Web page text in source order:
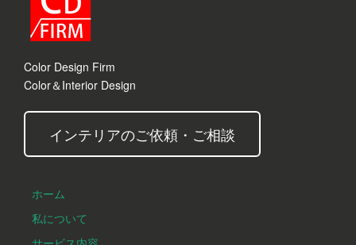
Color Design Firm
Color＆Interior Design
インテリアのご依頼・ご相談
ホーム
私について